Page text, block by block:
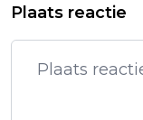
VAN
VIJFDE
Plaats reactie